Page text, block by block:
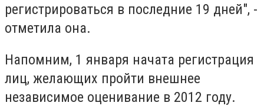
регистрироваться в последние 19 дней", -
отметила она.
Напомним, 1 января начата регистрация
лиц, желающих пройти внешнее
независимое оценивание в 2012 году.